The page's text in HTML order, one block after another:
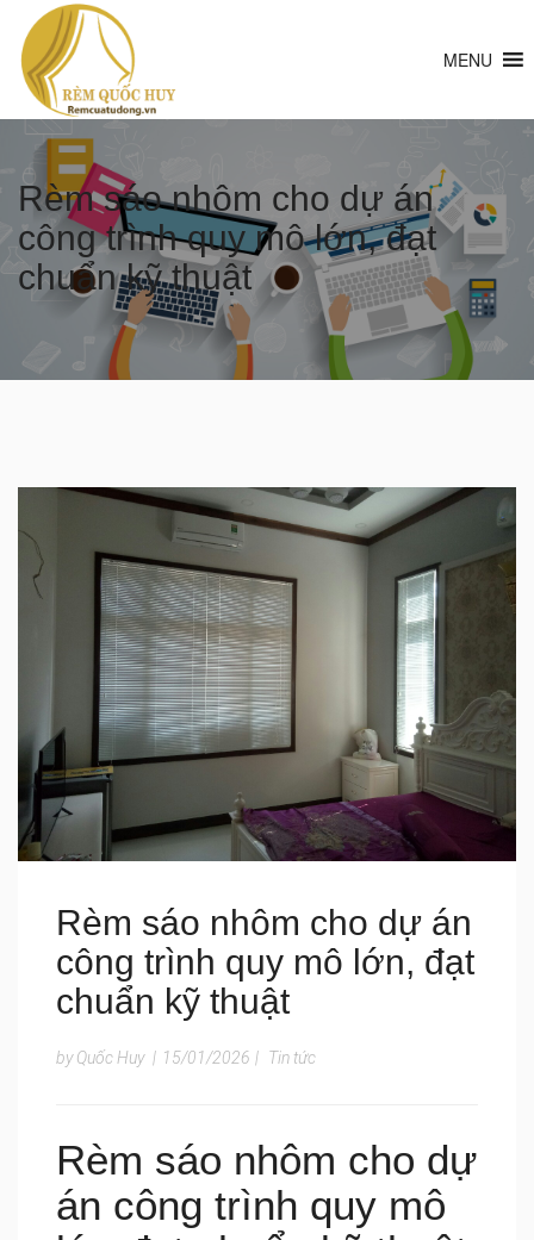
MENU
Rèm sáo nhôm cho dự án
công trình quy mô lớn, đạt
chuẩn kỹ thuật
Rèm sáo nhôm cho dự án
công trình quy mô lớn, đạt
chuẩn kỹ thuật
by Quốc Huy | 15/01/2026 | Tin tức
Rèm sáo nhôm cho dự
án công trình quy mô